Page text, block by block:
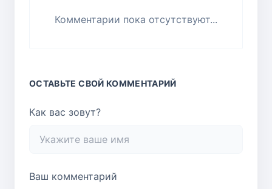
Комментарии пока отсутствуют...
ОСТАВЬТЕ СВОЙ КОММЕНТАРИЙ
Как вас зовут?
Ваш комментарий